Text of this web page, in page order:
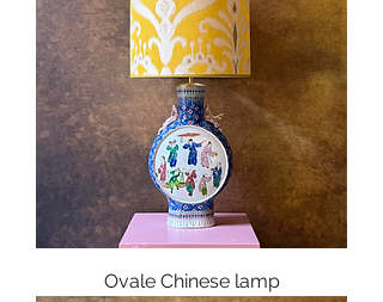
Ovale Chinese lamp